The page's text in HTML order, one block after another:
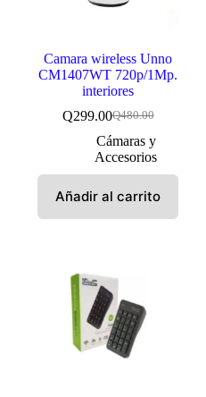
Camara wireless Unno
CM1407WT 720p/1Mp.
interiores
Q480.00
El
precio
original
era:
Q480.00.
Q299.00El
precio
actual
es:
Q299.00.
Cámaras y
Accesorios
Añadir al carrito